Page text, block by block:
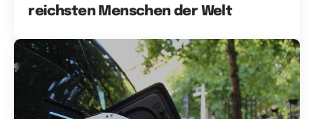
reichsten Menschen der Welt